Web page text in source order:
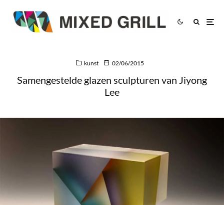
kunst 02/06/2015
Samengestelde glazen sculpturen van Jiyong
Lee